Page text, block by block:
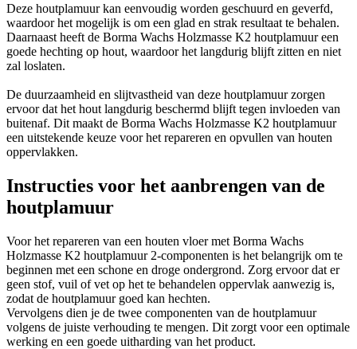
Deze houtplamuur kan eenvoudig worden geschuurd en geverfd,
waardoor het mogelijk is om een glad en strak resultaat te behalen.
Daarnaast heeft de Borma Wachs Holzmasse K2 houtplamuur een
goede hechting op hout, waardoor het langdurig blijft zitten en niet
zal loslaten.
De duurzaamheid en slijtvastheid van deze houtplamuur zorgen
ervoor dat het hout langdurig beschermd blijft tegen invloeden van
buitenaf. Dit maakt de Borma Wachs Holzmasse K2 houtplamuur
een uitstekende keuze voor het repareren en opvullen van houten
oppervlakken.
Instructies voor het aanbrengen van de
houtplamuur
Voor het repareren van een houten vloer met Borma Wachs
Holzmasse K2 houtplamuur 2-componenten is het belangrijk om te
beginnen met een schone en droge ondergrond. Zorg ervoor dat er
geen stof, vuil of vet op het te behandelen oppervlak aanwezig is,
zodat de houtplamuur goed kan hechten.
Vervolgens dien je de twee componenten van de houtplamuur
volgens de juiste verhouding te mengen. Dit zorgt voor een optimale
werking en een goede uitharding van het product.